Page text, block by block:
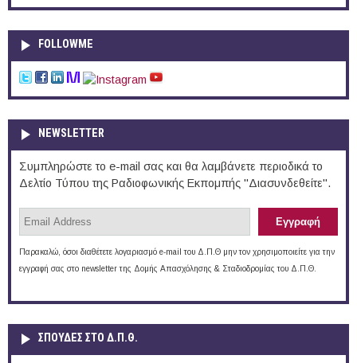
FOLLOWME
NEWSLETTER
Συμπληρώστε το e-mail σας και θα λαμβάνετε περιοδικά το
Δελτίο Τύπου της Ραδιοφωνικής Εκπομπής "Διασυνδεθείτε".
Παρακαλώ, όσοι διαθέτετε λογαριασμό e-mail του Δ.Π.Θ μην τον χρησιμοποιείτε για την
εγγραφή σας στο newsletter της Δομής Απασχόλησης & Σταδιοδρομίας του Δ.Π.Θ.
ΣΠΟΥΔΈΣ ΣΤΟ Δ.Π.Θ.